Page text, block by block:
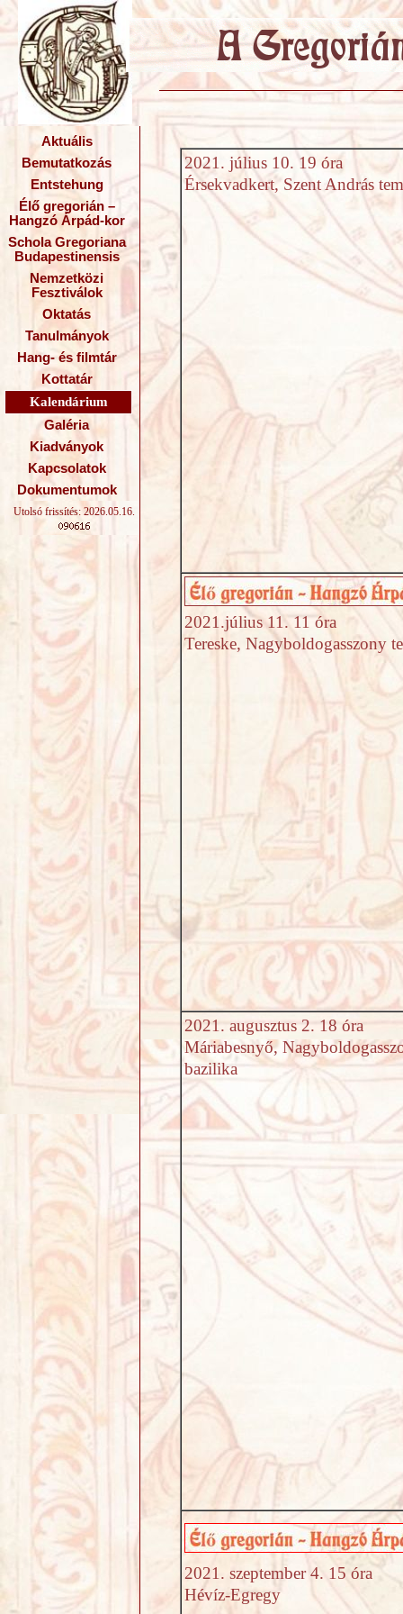
Aktuális
Bemutatkozás
Entstehung
Élő gregorián –
Hangzó Árpád-kor
Schola Gregoriana
Budapestinensis
Nemzetközi
Fesztiválok
Oktatás
Tanulmányok
Hang- és filmtár
Kottatár
Kalendárium
Galéria
Kiadványok
Kapcsolatok
Dokumentumok
Utolsó frissítés: 2026.05.16.
2021. július 10. 19 óra
Érsekvadkert, Szent András
2021.július 11. 11 óra
Tereske, Nagyboldogasszony
2021. augusztus 2. 18 óra
Máriabesnyő,
bazilika
2021. szeptember 4. 15 óra
Hévíz-Egregy